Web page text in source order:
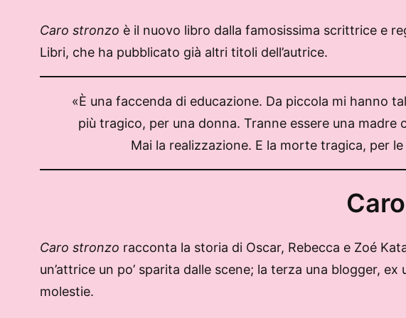
Caro stronzo è il nuovo libro dalla famosissima scrittrice e
Libri, che ha pubblicato già altri titoli dell’autrice.
«È una faccenda di educazione. Da piccola mi hanno
più tragico, per una donna. Tranne essere una
Mai la realizzazione. E la morte tragica, per
Caro stronzo racconta la storia di Oscar, Rebecca e Zoé
un’attrice un po’ sparita dalle scene; la terza una blogger,
molestie.